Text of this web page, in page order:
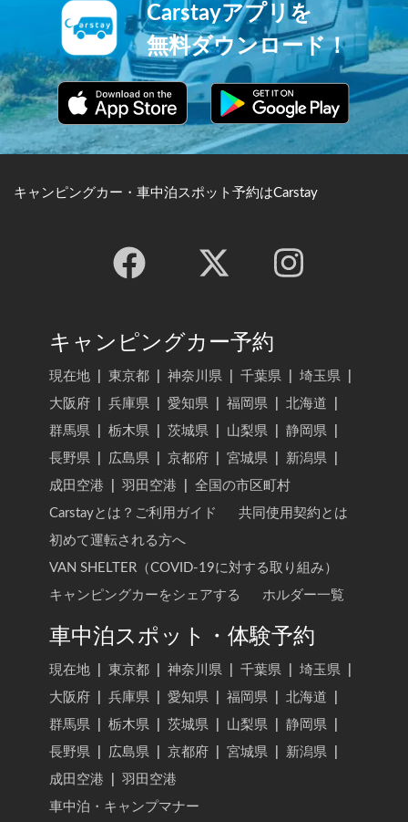
Carstayアプリを
無料ダウンロード！
キャンピングカー・車中泊スポット予約はCarstay
キャンピングカー予約
現在地 東京都 神奈川県 千葉県 埼玉県
大阪府
兵庫県 愛知県 福岡県 北海道
群馬県
栃木県 茨城県 山梨県 静岡県
長野県
広島県 京都府 宮城県 新潟県
成田空港
羽田空港
全国の市区町村
Carstayとは？ご利用ガイド
共同使用契約とは
初めて運転される方へ
VAN SHELTER（COVID-19に対する取り組み）
キャンピングカーをシェアする
ホルダー一覧
車中泊スポット・体験予約
現在地 東京都 神奈川県 千葉県 埼玉県
大阪府
兵庫県 愛知県 福岡県 北海道
群馬県
栃木県 茨城県 山梨県 静岡県
長野県
広島県 京都府 宮城県 新潟県
成田空港
羽田空港
車中泊・キャンプマナー